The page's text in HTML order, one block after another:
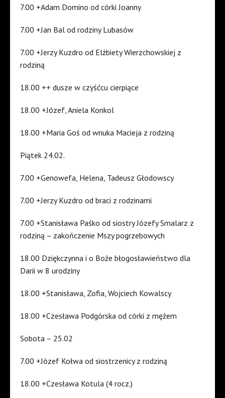
7.00 +Adam Domino od córki Joanny
7.00 +Jan Bal od rodziny Lubasów
7.00 +Jerzy Kuzdro od Elżbiety Wierzchowskiej z
rodziną
18.00 ++ dusze w czyśćcu cierpiące
18.00 +Józef, Aniela Konkol
18.00 +Maria Goś od wnuka Macieja z rodziną
Piątek 24.02.
7.00 +Genowefa, Helena, Tadeusz Głodowscy
7.00 +Jerzy Kuzdro od braci z rodzinami
7.00 +Stanisława Paśko od siostry Józefy Smalarz z
rodziną – zakończenie Mszy pogrzebowych
18.00 Dziękczynna i o Boże błogosławieństwo dla
Darii w 8 urodziny
18.00 +Stanisława, Zofia, Wojciech Kowalscy
18.00 +Czesława Podgórska od córki z mężem
Sobota – 25.02
7.00 +Józef Kołwa od siostrzenicy z rodziną
18.00 +Czesława Kotula (4 rocz.)